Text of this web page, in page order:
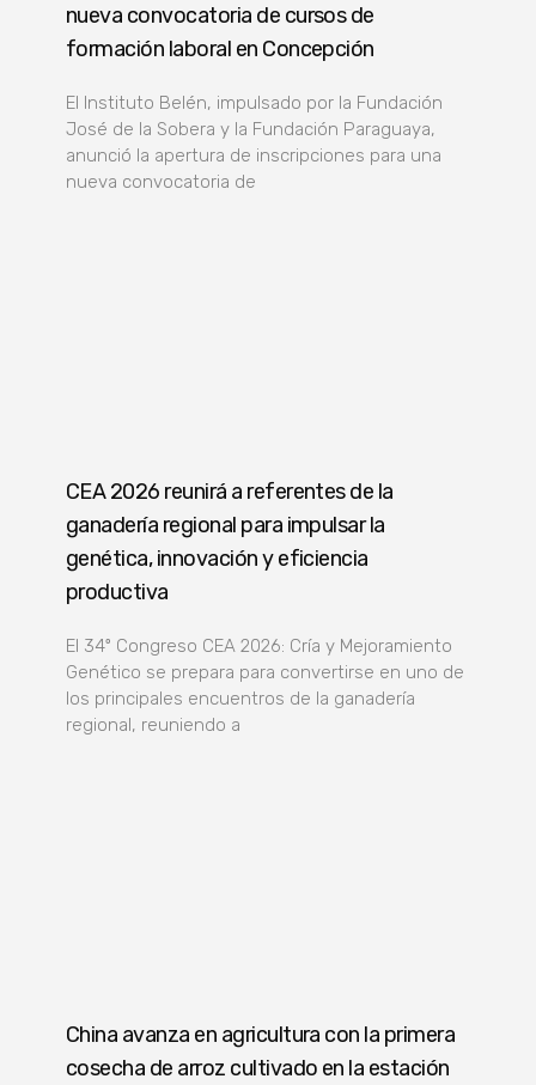
nueva convocatoria de cursos de
formación laboral en Concepción
El Instituto Belén, impulsado por la Fundación
José de la Sobera y la Fundación Paraguaya,
anunció la apertura de inscripciones para una
nueva convocatoria de
CEA 2026 reunirá a referentes de la
ganadería regional para impulsar la
genética, innovación y eficiencia
productiva
El 34º Congreso CEA 2026: Cría y Mejoramiento
Genético se prepara para convertirse en uno de
los principales encuentros de la ganadería
regional, reuniendo a
China avanza en agricultura con la primera
cosecha de arroz cultivado en la estación